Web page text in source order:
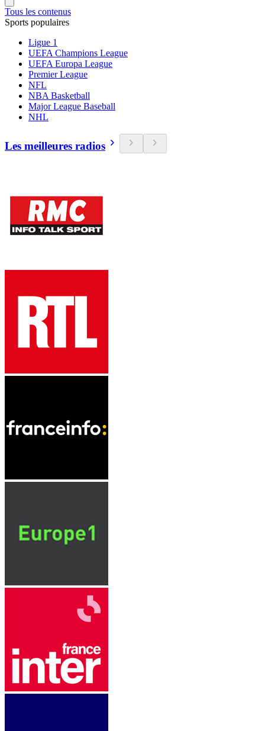
Tous les contenus
Sports populaires
Ligue 1
UEFA Champions League
UEFA Europa League
Premier League
NFL
NBA Basketball
Major League Baseball
NHL
Les meilleures radios